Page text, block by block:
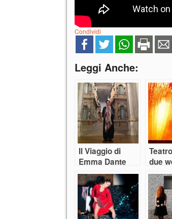
Condividi
Leggi Anche:
Il Viaggio di
Emma Dante
parte
dall’Olimpico
due
col